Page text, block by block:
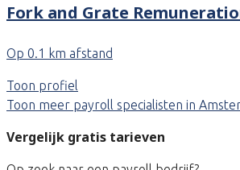
Fork and Grate
Op 0.1 km afstand
Toon profiel
Toon meer payroll specialisten in
Vergelijk gratis tarieven